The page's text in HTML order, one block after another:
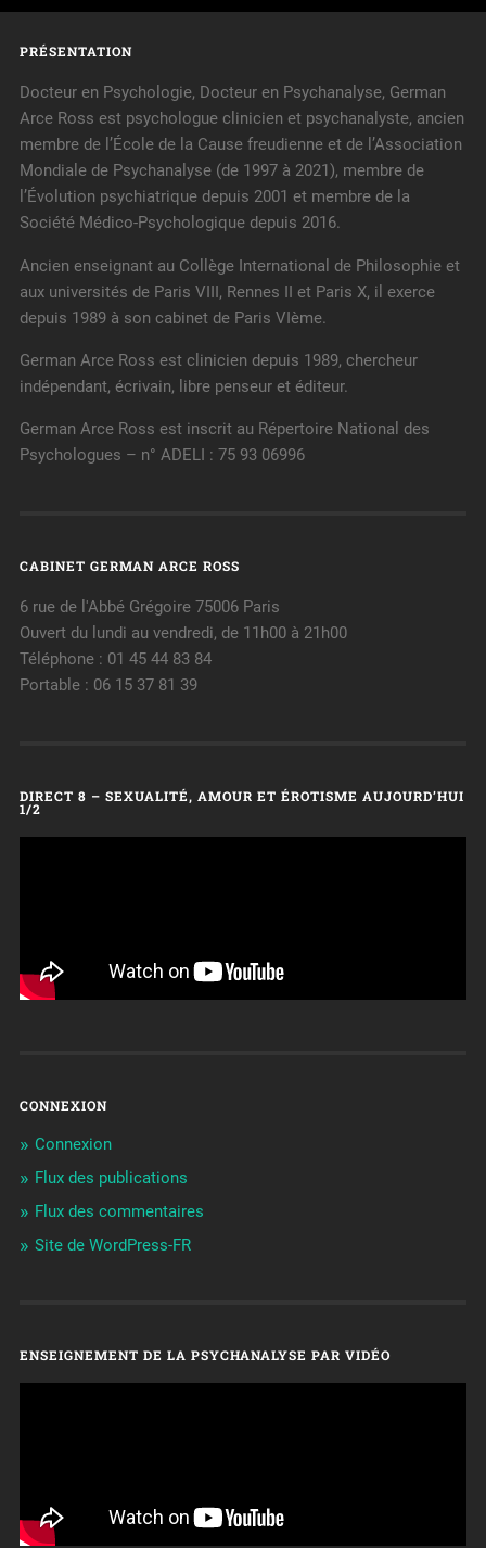
PRÉSENTATION
Docteur en Psychologie, Docteur en Psychanalyse, German
Arce Ross est psychologue clinicien et psychanalyste, ancien
membre de l’École de la Cause freudienne et de l’Association
Mondiale de Psychanalyse (de 1997 à 2021), membre de
l’Évolution psychiatrique depuis 2001 et membre de la
Société Médico-Psychologique depuis 2016.
Ancien enseignant au Collège International de Philosophie et
aux universités de Paris VIII, Rennes II et Paris X, il exerce
depuis 1989 à son cabinet de Paris VIème.
German Arce Ross est clinicien depuis 1989, chercheur
indépendant, écrivain, libre penseur et éditeur.
German Arce Ross est inscrit au Répertoire National des
Psychologues – n° ADELI : 75 93 06996
CABINET GERMAN ARCE ROSS
6 rue de l'Abbé Grégoire 75006 Paris
Ouvert du lundi au vendredi, de 11h00 à 21h00
Téléphone : 01 45 44 83 84
Portable : 06 15 37 81 39
DIRECT 8 – SEXUALITÉ, AMOUR ET ÉROTISME AUJOURD’HUI
1/2
CONNEXION
Connexion
Flux des publications
Flux des commentaires
Site de WordPress-FR
ENSEIGNEMENT DE LA PSYCHANALYSE PAR VIDÉO